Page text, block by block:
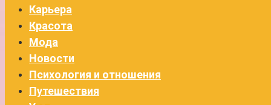
Карьера
Красота
Мода
Новости
Психология и отношения
Путешествия